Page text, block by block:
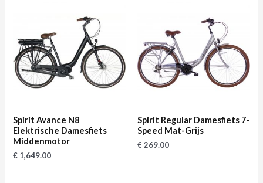
Spirit Avance N8
Elektrische Damesfiets
Middenmotor
€ 1,649.00
Spirit Regular Damesfiets 7-
Speed Mat-Grijs
€269.00